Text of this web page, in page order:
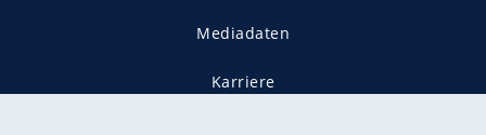
Mediadaten
Karriere